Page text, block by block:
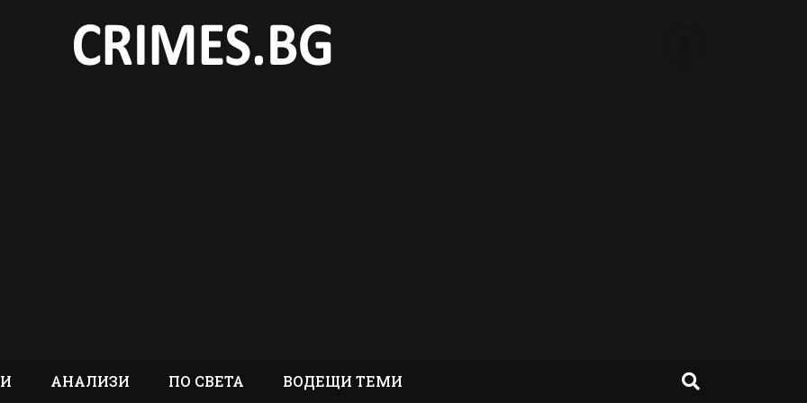
АНАЛИЗИ ПО СВЕТА ВОДЕЩИ ТЕМИ